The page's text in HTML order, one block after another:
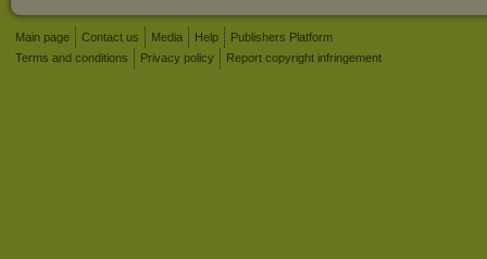
Main page Contact us Media Help
Publishers Platform
Terms and conditions
Privacy policy Report copyright infringement